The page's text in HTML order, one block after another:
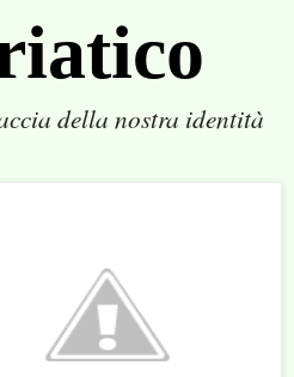
della nostra identità